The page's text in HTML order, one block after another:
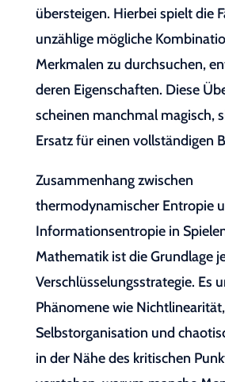
übersteigen. Hierbei spielt die
unzählige mögliche
Merkmalen zu durchsuchen,
deren Eigenschaften. Diese
scheinen manchmal magisch,
Ersatz für einen vollständigen
Zusammenhang zwischen
thermodynamischer Entropie
Informationsentropie in
Mathematik ist die Grundlage
Verschlüsselungsstrategie. Es
Phänomene wie Nichtlinearität,
Selbstorganisation und
in der Nähe des kritischen